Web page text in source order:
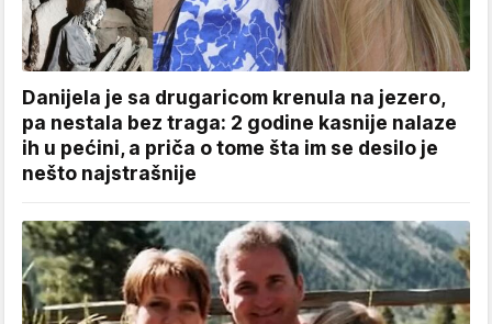
Danijela je sa drugaricom krenula na jezero,
pa nestala bez traga: 2 godine kasnije nalaze
ih u pećini, a priča o tome šta im se desilo je
nešto najstrašnije